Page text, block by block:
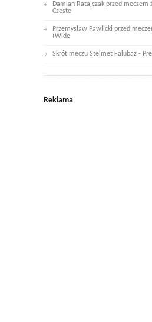
Damian Ratajczak przed meczem
Często
Przemysław Pawlicki przed
(Wide
Skrót meczu Stelmet Falubaz -
Reklama